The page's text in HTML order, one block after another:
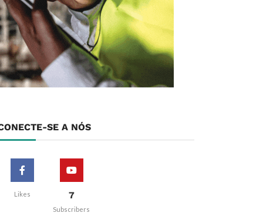
SE A NÓS
Likes 7
Subscribers